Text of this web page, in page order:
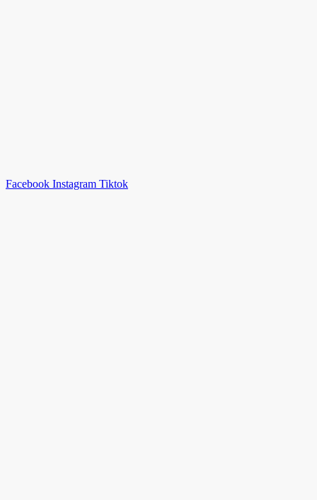
Facebook Instagram Tiktok